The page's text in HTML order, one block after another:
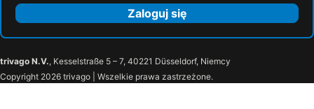
Zaloguj się
trivago N.V., Kesselstraße 5 – 7, 40221 Düsseldorf, Niemcy
Copyright 2026 trivago | Wszelkie prawa zastrzeżone.